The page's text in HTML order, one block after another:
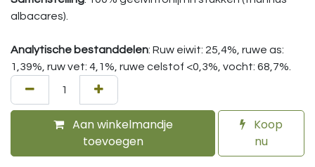
albacares).
Analytische bestanddelen: Ruw eiwit: 25,4%, ruwe as:
1,39%, ruw vet: 4,1%, ruwe celstof <0,3%, vocht: 68,7%.
Aan winkelmandje
toevoegen
Koop
nu